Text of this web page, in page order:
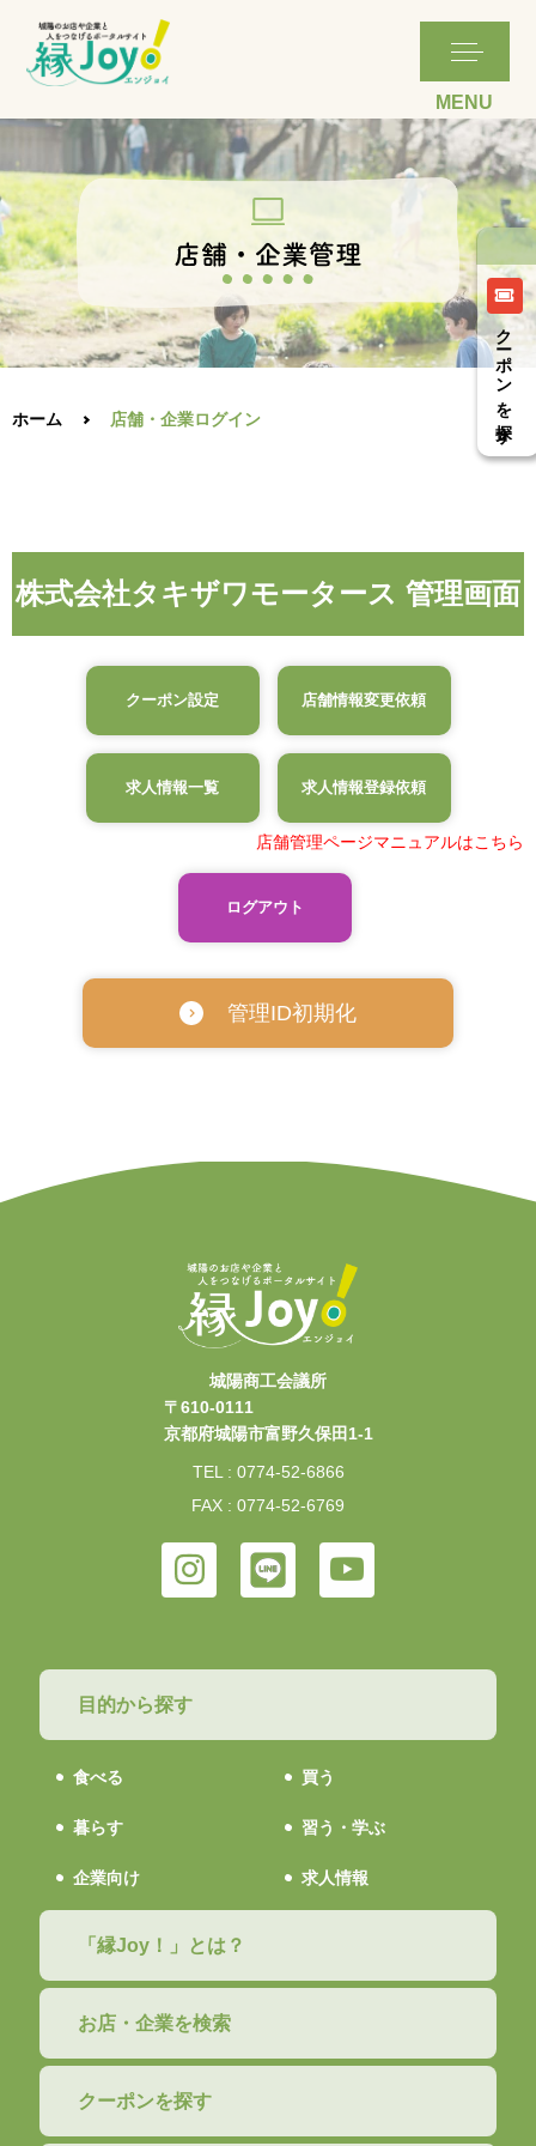
クーポンを探す
ホーム 店舗・企業ログイン
株式会社タキザワモータース 管理画面
クーポン設定 店舗情報変更依頼
求人情報一覧 求人情報登録依頼
店舗管理ページマニュアルはこちら
ログアウト
管理ID初期化
城陽商工会議所
〒610-0111
京都府城陽市富野久保田1-1
TEL : 0774-52-6866
FAX : 0774-52-6769
目的から探す
食べる 買う
暮らす 習う・学ぶ
企業向け 求人情報
「縁Joy！」とは？
お店・企業を検索
クーポンを探す